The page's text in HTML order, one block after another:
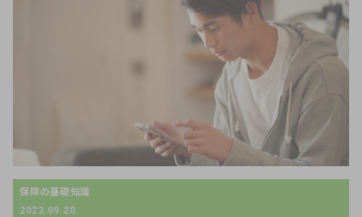
保険の基礎知識
2022.09.20